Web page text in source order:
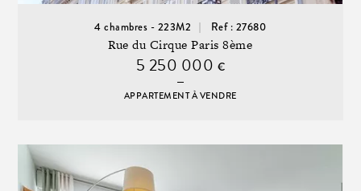
4 chambres - 223M2 Ref : 27680
Rue du Cirque Paris 8ème
5 250 000 €
APPARTEMENT À VENDRE